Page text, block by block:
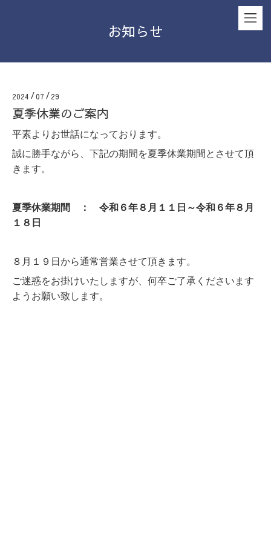
お知らせ
2024 / 07 / 29
夏季休業のご案内
平素よりお世話になっております。
誠に勝手ながら、下記の期間を夏季休業期間とさせて頂
きます。
夏季休業期間 ： 令和６年８月１１日～令和６年８月
１８日
８月１９日から通常営業させて頂きます。
ご迷惑をお掛けいたしますが、何卒ご了承くださいます
ようお願い致します。